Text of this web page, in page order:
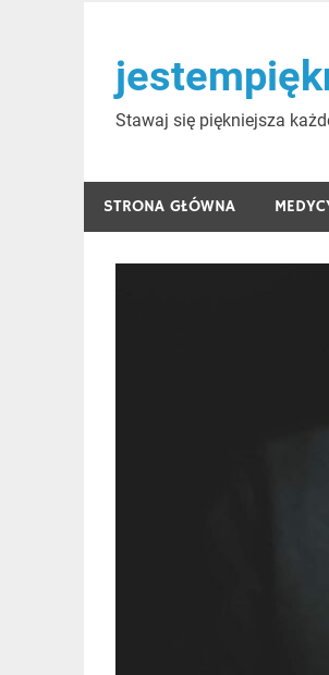
content
Stawaj się piękniejsza
STRONA GŁÓWNA